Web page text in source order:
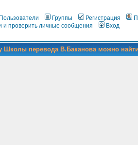
Пользователи Группы Регистрация
и проверить личные сообщения
Вход
перевода В.Баканова можно